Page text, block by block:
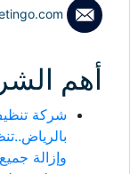
أهم
شركة
وإزالة جميع